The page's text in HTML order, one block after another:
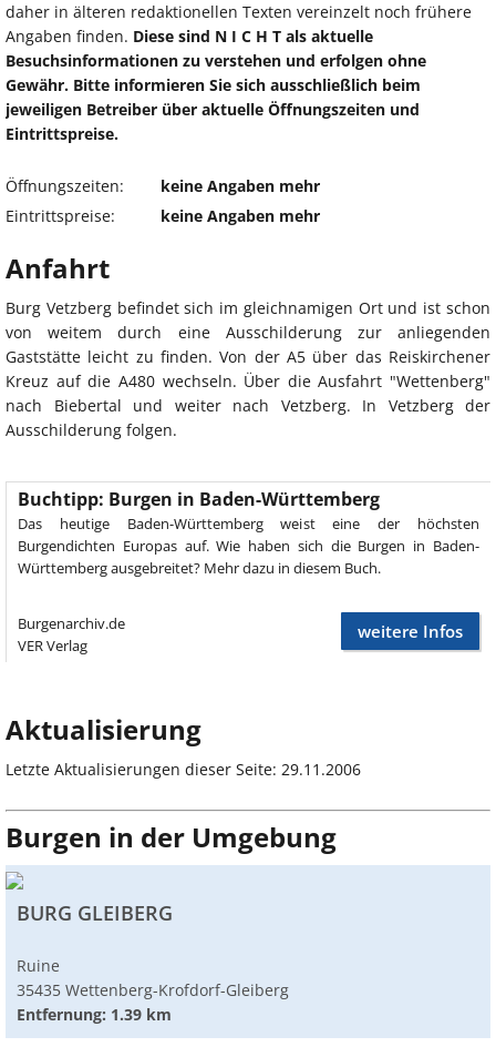
daher in älteren redaktionellen Texten vereinzelt noch frühere
Angaben finden. Diese sind N I C H T als aktuelle
Besuchsinformationen zu verstehen und erfolgen ohne
Gewähr. Bitte informieren Sie sich ausschließlich beim
jeweiligen Betreiber über aktuelle Öffnungszeiten und
Eintrittspreise.
Öffnungszeiten:
keine Angaben mehr
Eintrittspreise:
keine Angaben mehr
Anfahrt
Burg Vetzberg befindet sich im gleichnamigen Ort und ist schon
von weitem durch eine Ausschilderung zur anliegenden
Gaststätte leicht zu finden. Von der A5 über das Reiskirchener
Kreuz auf die A480 wechseln. Über die Ausfahrt "Wettenberg"
nach Biebertal und weiter nach Vetzberg. In Vetzberg der
Ausschilderung folgen.
Buchtipp: Burgen in Baden-Württemberg
Das heutige Baden-Württemberg weist eine der höchsten
Burgendichten Europas auf. Wie haben sich die Burgen in Baden-
Württemberg ausgebreitet? Mehr dazu in diesem Buch.
Burgenarchiv.de
VER Verlag
weitere Infos
Aktualisierung
Letzte Aktualisierungen dieser Seite: 29.11.2006
Burgen in der Umgebung
BURG GLEIBERG
Ruine
35435 Wettenberg-Krofdorf-Gleiberg
Entfernung: 1.39 km